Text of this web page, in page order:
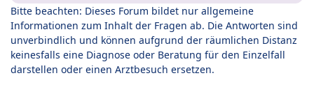
Bitte beachten: Dieses Forum bildet nur allgemeine
Informationen zum Inhalt der Fragen ab. Die Antworten sind
unverbindlich und können aufgrund der räumlichen Distanz
keinesfalls eine Diagnose oder Beratung für den Einzelfall
darstellen oder einen Arztbesuch ersetzen.